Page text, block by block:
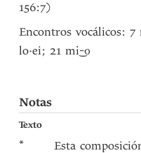
156:7)
Encontros vocálicos: 7
lo·ei; 21 mi-o
Notas
Texto
*
Esta